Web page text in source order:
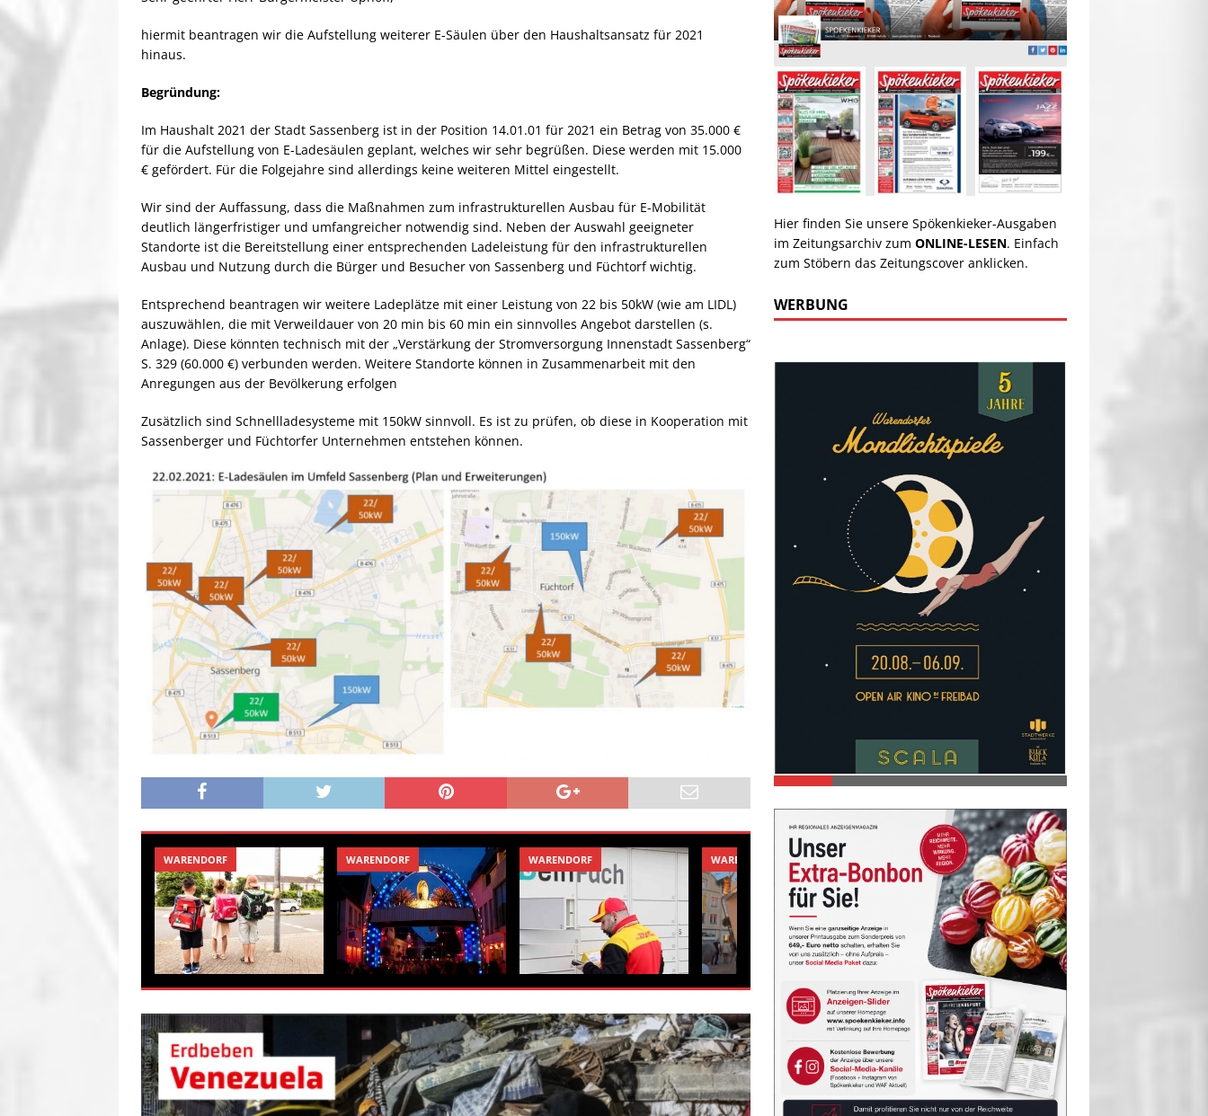
hiermit beantragen wir die Aufstellung weiterer E-Säulen über den Haushaltsansatz für 2021
hinaus.
Begründung:
Im Haushalt 2021 der Stadt Sassenberg ist in der Position 14.01.01 für 2021 ein Betrag von 35.000 €
für die Aufstellung von E-Ladesäulen geplant, welches wir sehr begrüßen. Diese werden mit 15.000
€ gefördert. Für die Folgejahre sind allerdings keine weiteren Mittel eingestellt.
Wir sind der Auffassung, dass die Maßnahmen zum infrastrukturellen Ausbau für E-Mobilität
deutlich längerfristiger und umfangreicher notwendig sind. Neben der Auswahl geeigneter
Standorte ist die Bereitstellung einer entsprechenden Ladeleistung für den infrastrukturellen
Ausbau und Nutzung durch die Bürger und Besucher von Sassenberg und Füchtorf wichtig.
Entsprechend beantragen wir weitere Ladeplätze mit einer Leistung von 22 bis 50kW (wie am LIDL)
auszuwählen, die mit Verweildauer von 20 min bis 60 min ein sinnvolles Angebot darstellen (s.
Anlage). Diese könnten technisch mit der „Verstärkung der Stromversorgung Innenstadt Sassenberg“
S. 329 (60.000 €) verbunden werden. Weitere Standorte können in Zusammenarbeit mit den
Anregungen aus der Bevölkerung erfolgen
Zusätzlich sind Schnellladesysteme mit 150kW sinnvoll. Es ist zu prüfen, ob diese in Kooperation mit
Sassenberger und Füchtorfer Unternehmen entstehen können.
WARENDORF WARENDORF WARENDORF WARENDORF WARENDORF
Hier finden Sie unsere Spökenkieker-Ausgaben
im Zeitungsarchiv zum ONLINE-LESEN. Einfach
zum Stöbern das Zeitungscover anklicken.
WERBUNG